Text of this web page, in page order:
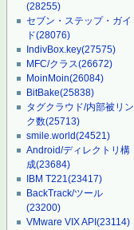
(28255)
セブン・ステップ・ガイ
ド(28076)
IndivBox.key(27575)
MFC/クラス(26672)
MoinMoin(26084)
BitBake(25838)
タグクラウド/内部被リン
ク数(25713)
smile.world(24521)
Android/ディレクトリ構
成(23684)
IBM T221(23417)
BackTrack/ツール
(23200)
VMware VIX API(23114)